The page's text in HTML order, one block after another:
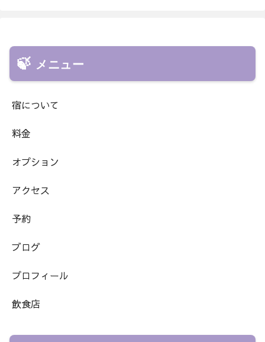
メニュー
宿について
料金
オプション
アクセス
予約
ブログ
プロフィール
飲食店